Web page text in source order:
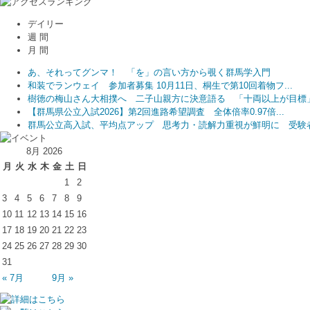
デイリー
週 間
月 間
あ、それってグンマ！ 「を」の言い方から覗く群馬学入門
和装でランウェイ 参加者募集 10月11日、桐生で第10回着物フ...
樹徳の梅山さん大相撲へ 二子山親方に決意語る 「十両以上が目標
【群馬県公立入試2026】第2回進路希望調査 全体倍率0.97倍...
群馬公立高入試、平均点アップ 思考力・読解力重視が鮮明に 受験
8月 2026
月 火 水 木 金 土 日
1
2
3
4 5 6 7 8
9
10 11 12 13 14 15 16
17 18 19 20 21 22 23
24 25 26 27 28 29 30
31
« 7月
9月 »